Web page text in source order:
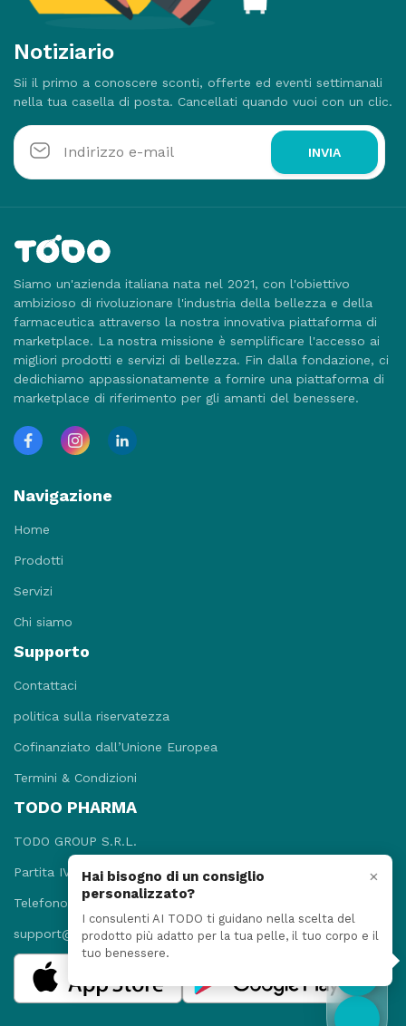
Hai bisogno di un consiglio
personalizzato?
×
I consulenti AI TODO ti guidano nella scelta del
prodotto più adatto per la tua pelle, il tuo corpo e il
tuo benessere.
Notiziario
Sii il primo a conoscere sconti, offerte ed eventi settimanali
nella tua casella di posta. Cancellati quando vuoi con un clic.
INVIA
Siamo un'azienda italiana nata nel 2021, con l'obiettivo
ambizioso di rivoluzionare l'industria della bellezza e della
farmaceutica attraverso la nostra innovativa piattaforma di
marketplace. La nostra missione è semplificare l'accesso ai
migliori prodotti e servizi di bellezza. Fin dalla fondazione, ci
dedichiamo appassionatamente a fornire una piattaforma di
marketplace di riferimento per gli amanti del benessere.
Navigazione
Home
Prodotti
Servizi
Chi siamo
Supporto
Contattaci
politica sulla riservatezza
Cofinanziato dall’Unione Europea
Termini & Condizioni
TODO PHARMA
TODO GROUP S.R.L.
Partita IVA: 09781131215
Telefono: +3908118920052
support@todopharma.it